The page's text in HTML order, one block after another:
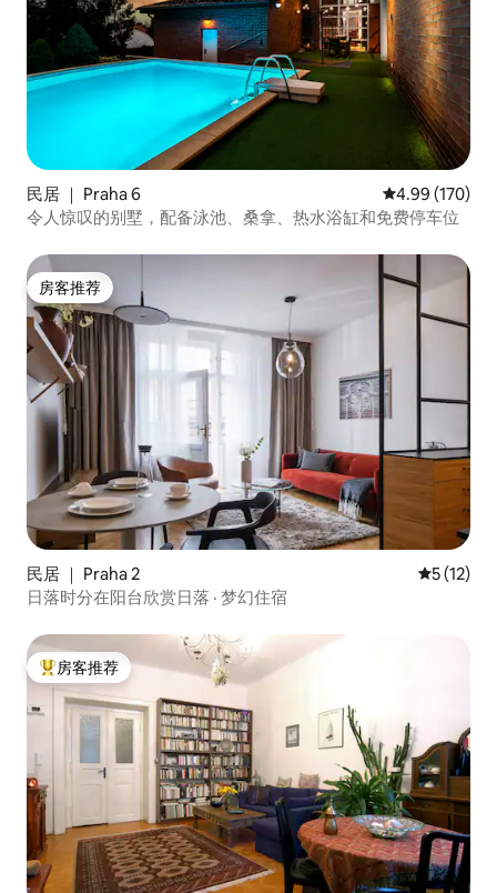
民居 ｜ Praha 6 平均评分 4.99
4.99 (170)
令人惊叹的别墅，配备泳池、桑拿、热水浴缸和免费停车位
房客推荐
房客推荐
民居 ｜ Praha 2 平均评分
5 (12)
日落时分在阳台欣赏日落 · 梦幻住宿
热门「房客推荐」
房客推荐